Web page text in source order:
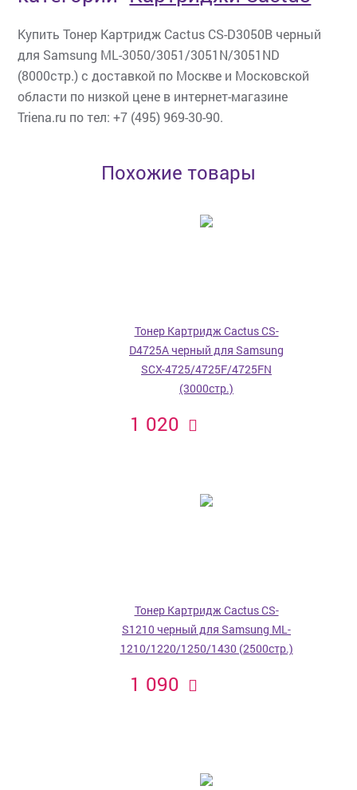
Купить Тонер Картридж Cactus CS-D3050B черный
для Samsung ML-3050/3051/3051N/3051ND
(8000стр.) с доставкой по Москве и Московской
области по низкой цене в интернет-магазине
Triena.ru по тел: +7 (495) 969-30-90.
Похожие товары
Тонер Картридж Cactus CS-
D4725A черный для Samsung
SCX-4725/4725F/4725FN
(3000стр.)
1 020
Тонер Картридж Cactus CS-
S1210 черный для Samsung ML-
1210/1220/1250/1430 (2500стр.)
1 090